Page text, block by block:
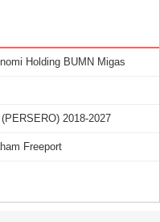
Holding BUMN Migas
2018-2027
Freeport